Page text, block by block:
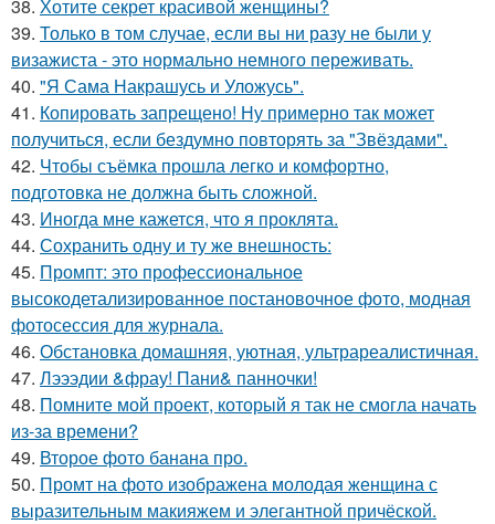
38. Хотите секрет красивой женщины?
39. Только в том случае, если вы ни разу не были у
визажиста - это нормально немного переживать.
40. "Я Сама Накрашусь и Уложусь".
41. Копировать запрещено! Ну примерно так может
получиться, если бездумно повторять за "Звёздами".
42. Чтобы съёмка прошла легко и комфортно,
подготовка не должна быть сложной.
43. Иногда мне кажется, что я проклята.
44. Сохранить одну и ту же внешность:
45. Промпт: это профессиональное
высокодетализированное постановочное фото, модная
фотосессия для журнала.
46. Обстановка домашняя, уютная, ультрареалистичная.
47. Лэээдии &фрау! Пани& панночки!
48. Помните мой проект, который я так не смогла начать
из-за времени?
49. Второе фото банана про.
50. Промт на фото изображена молодая женщина с
выразительным макияжем и элегантной причёской.